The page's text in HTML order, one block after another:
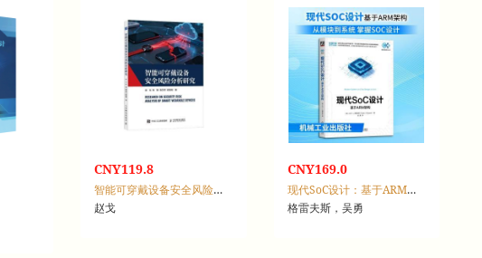
CNY119.8
智能可穿戴设备安全风险分析研究
赵戈
CNY169.0
现代SoC设计：基于ARM架构
格雷夫斯，吴勇